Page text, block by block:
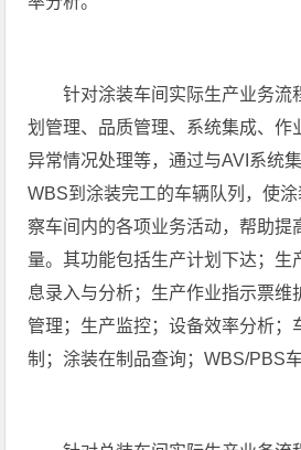
针对涂装车间实际生产业务流
划管理、品质管理、系统集成、作
异常情况处理等，通过与AVI系统
WBS到涂装完工的车辆队列，使
察车间内的各项业务活动，帮助提
量。其功能包括生产计划下达；生
息录入与分析；生产作业指示票维
管理；生产监控；设备效率分析；
制；涂装在制品查询；WBS/PBS车